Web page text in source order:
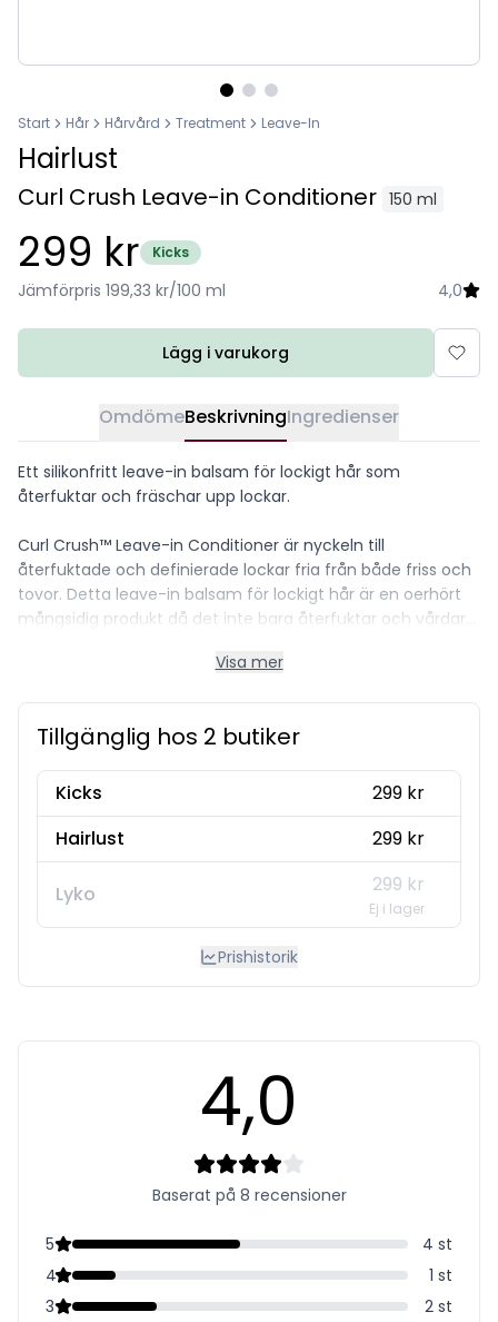
Start Hår Hårvård Treatment Leave-In
Hairlust
Curl Crush Leave-in Conditioner 150 ml
299 kr Kicks
Jämförpris 199,33 kr/100 ml 4,0
Lägg i varukorg
OmdömeBeskrivningIngredienser
Ett silikonfritt leave-in balsam för lockigt hår som
återfuktar och fräschar upp lockar.
Curl Crush™ Leave-in Conditioner är nyckeln till
återfuktade och definierade lockar fria från både friss och
tovor. Detta leave-in balsam för lockigt hår är en oerhört
mångsidig produkt då det inte bara återfuktar och vårdar
lockar så att du lätt bara kan styla ditt hår precis som du
Balsamet består av en rad olika naturligt framställda
fuktighetsbevarande ämnen och ekologiska extrakt,
däribland; ingefära, aloe vera, acai, bambu och
granatäpple som tillsammans återfuktar håret på djupet
utan att det tyngs ned samtidigt som ingredienserna
skyddar och hjälper ditt hår att stå emot friss, torrhet och
tovor.
silikoner, sulfater, mineraloljor och alkoholer som torkar ut
håret. Och det är just därför som balsamet är godkänt av
Curl Crush™ Leave-in Conditioner för lockigt hår består av
99.3% naturliga ingredienser, såsom glycerin, aloe vera,
glukos, och Aquaxyl™ som är ett sockerderivat som ger ditt
hår långvarigt skydd och återfuktning på djupet samtidigt
som formulan är lätt och därför inte tynger ned håret.
Denna närande leave-in balsampray för lockigt hår
absorberas snabbt och tillför fukt och näring utan att
lämna en tung hinna av fet. Istället bildar den en
skyddande barriär runt varje hårstrå som låser in fukt och
motverkar friss så att dina lockar håller sig mjuka,
Visa mer
Tillgänglig hos 2 butiker
Kicks
299 kr
Hairlust
299 kr
Lyko 299 kr
Ej i lager
Prishistorik
4,0
Baserat på 8 recensioner
5 4 st
4
1 st
3
2 st